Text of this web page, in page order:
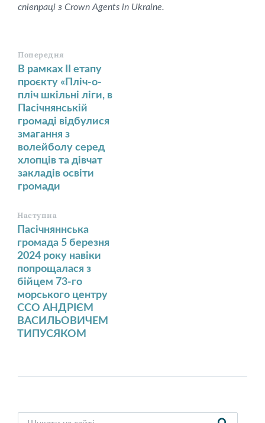
співпраці з Crown Agents in Ukraine.
Попередня
В рамках ІІ етапу
проєкту «Пліч-о-
пліч шкільні ліги, в
Пасічнянській
громаді відбулися
змагання з
волейболу серед
хлопців та дівчат
закладів освіти
громади
Наступна
Пасічняннська
громада 5 березня
2024 року навіки
попрощалася з
бійцем 73-го
морського центру
ССО АНДРІЄМ
ВАСИЛЬОВИЧЕМ
ТИПУСЯКОМ